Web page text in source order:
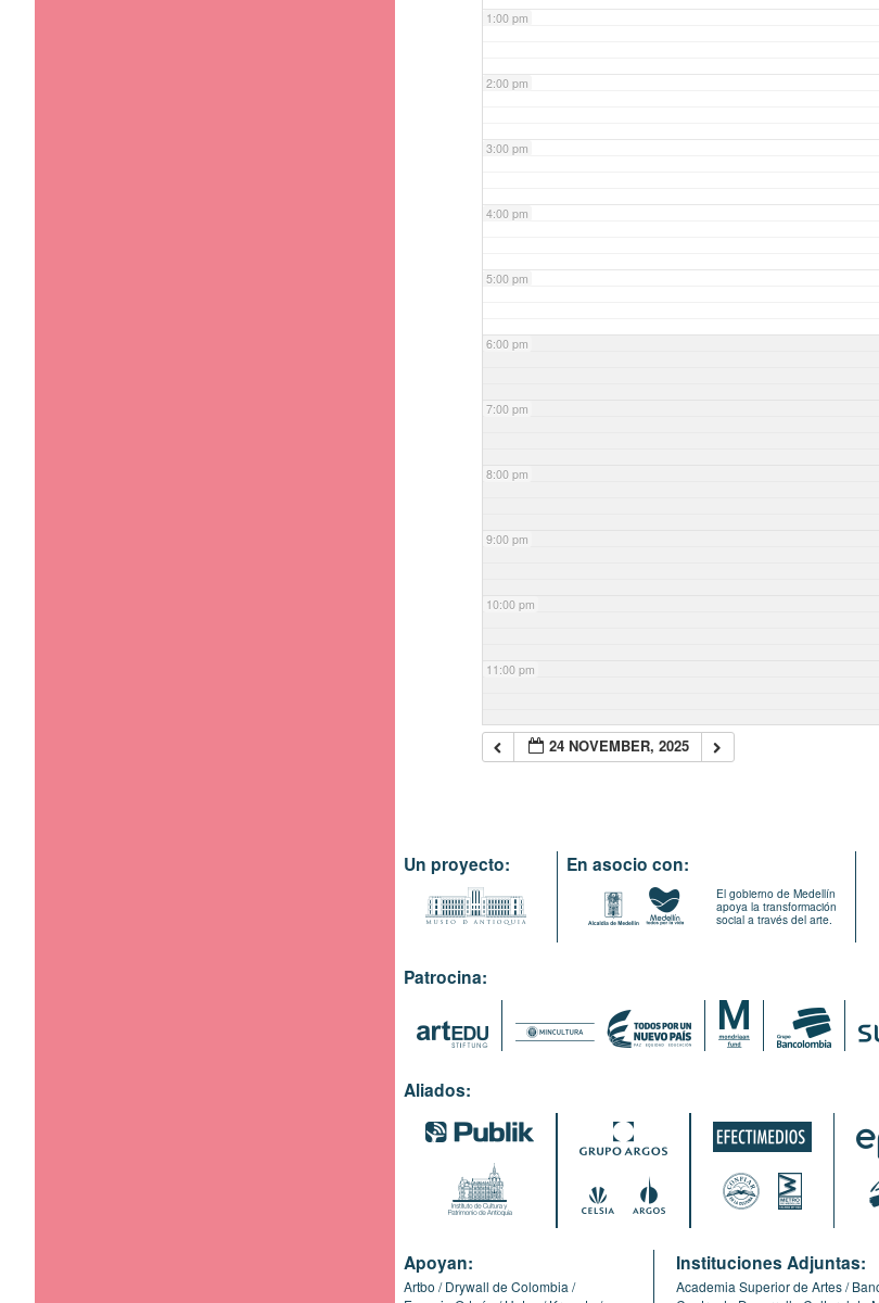
1:00 pm
2:00 pm
3:00 pm
4:00 pm
5:00 pm
6:00 pm
7:00 pm
8:00 pm
9:00 pm
10:00 pm
11:00 pm
24 NOVEMBER, 2025
Un proyecto: En asocio con:
El gobierno de Medellín
apoya la transformación
social a través del arte.
Patrocina:
Aliados:
Apoyan:
Artbo
Drywall de Colombia
Instituciones Adjuntas:
Academia Superior de Artes